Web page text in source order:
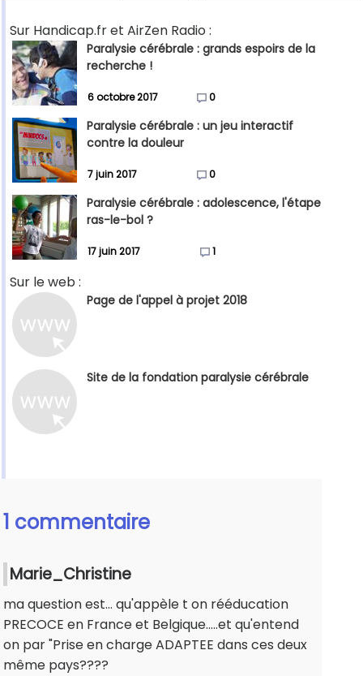
Sur Handicap.fr et AirZen Radio :
Paralysie cérébrale : grands espoirs de la
recherche !
6 octobre 2017 0
Paralysie cérébrale : un jeu interactif
contre la douleur
7 juin 2017 0
Paralysie cérébrale : adolescence, l'étape
ras-le-bol ?
17 juin 2017 1
Sur le web :
Page de l'appel à projet 2018
Site de la fondation paralysie cérébrale
1 commentaire
Marie_Christine
ma question est... qu'appèle t on rééducation
PRECOCE en France et Belgique.....et qu'entend
on par "Prise en charge ADAPTEE dans ces deux
même pays????